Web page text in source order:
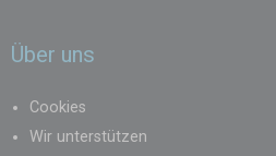
Über uns
Cookies
Wir unterstützen